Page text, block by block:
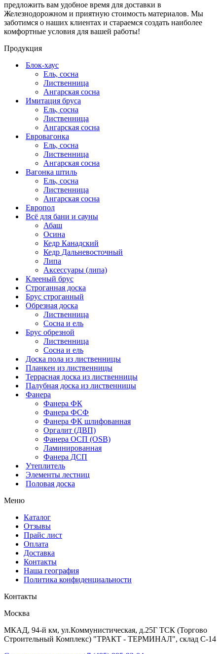
предложить вам удобное время для доставки в
Железнодорожном и приятную стоимость материалов. Мы
заботимся о наших клиентах и стараемся создать наиболее
комфортные условия для вашей работы!
Продукция
Блок-хаус
Ель, сосна
Лиственница
Ангарская сосна
Имитация бруса
Ель, сосна
Лиственница
Ангарская сосна
Евровагонка
Ель, сосна
Лиственница
Ангарская сосна
Вагонка штиль
Ель, сосна
Лиственница
Ангарская сосна
Европол
Всё для бани и сауны
Абаш
Осина
Кедр Канадский
Кедр Дальневосточный
Липа
Аксессуары (липа)
Клееный брус
Строганная доска
Брус строганный
Обрезная доска
Лиственница
Сосна и ель
Брус обрезной
Лиственница
Сосна и ель
Доска пола из лиственницы
Планкен из лиственницы
Террасная доска из лиственницы
Палубная доска из лиственницы
Фанера
Фанера ФК
Фанера ФСФ
Фанера ФК шлифованная
Оргалит (ДВП)
Фанера ОСП (OSB)
Ламинированная
Фанера ДСП
Утеплитель
Элементы лестниц
Половая доска
Меню
Каталог
Отзывы
Прайс лист
Оплата
Доставка
Контакты
Наша география
Политика конфиденциальности
Контакты
Москва
МКАД, 94-й км, ул.Коммунистическая, д.25Г ТСК (Торгово
Строительный Комплекс) "ТРАКТ - ТЕРМИНАЛ", склад С-14